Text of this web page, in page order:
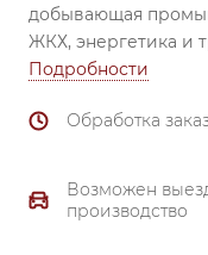
добывающая
ЖКХ, энергетика и
незаменимы при
смесителях,
подшипник (все
высоконадежными
Подробности
Обработка
Возможен
производство